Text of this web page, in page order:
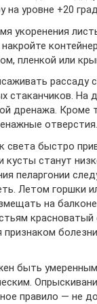
на уровне +20
укоренения
пленкой или
рассаду
стаканчиков. На
дренажа. Кроме
отверстия.
света быстро
кусты станут
пеларгонии
Летом горшки
на
признаком
быть
правило — не